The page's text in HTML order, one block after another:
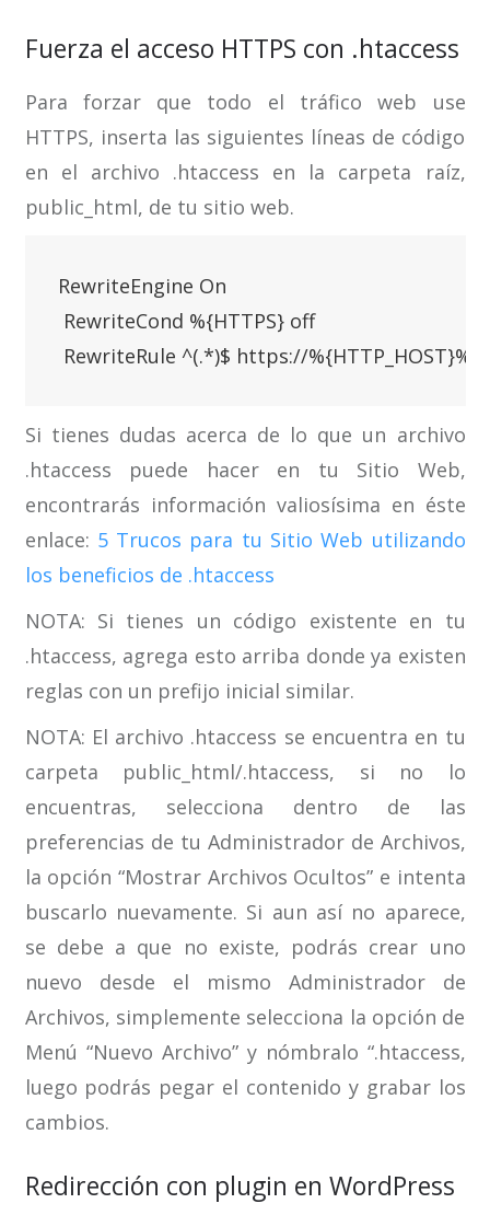
Fuerza el acceso HTTPS con .htaccess
Para forzar que todo el tráfico web use
HTTPS, inserta las siguientes líneas de código
en el archivo .htaccess en la carpeta raíz,
public_html, de tu sitio web.
RewriteEngine On
RewriteCond %{HTTPS} off
RewriteRule ^(.*)$ https://
Si tienes dudas acerca de lo que un archivo
.htaccess puede hacer en tu Sitio Web,
encontrarás información valiosísima en éste
enlace: 5 Trucos para tu Sitio Web utilizando
los beneficios de .htaccess
NOTA: Si tienes un código existente en tu
.htaccess, agrega esto arriba donde ya existen
reglas con un prefijo inicial similar.
NOTA: El archivo .htaccess se encuentra en tu
carpeta public_html/.htaccess, si no lo
encuentras, selecciona dentro de las
preferencias de tu Administrador de Archivos,
la opción “Mostrar Archivos Ocultos” e intenta
buscarlo nuevamente. Si aun así no aparece,
se debe a que no existe, podrás crear uno
nuevo desde el mismo Administrador de
Archivos, simplemente selecciona la opción de
Menú “Nuevo Archivo” y nómbralo “.htaccess,
luego podrás pegar el contenido y grabar los
cambios.
Redirección con plugin en WordPress